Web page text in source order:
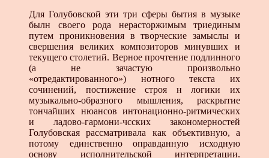
Для Голубовской эти три сферы бытия в музыке
былн своего рода нерасторжимым триединым
путем проникновения в творческие замыслы и
свершения великих композиторов минувших и
текущего столетий. Верное прочтение подлинного
(а не зачастую произвольно
«отредактированного») нотного текста их
сочинений, постижение строя н логики их
музыкально-образного мышления, раскрытие
тончайших нюансов интонационно-ритмических
и ладово-гармони-чсских закономерностей
Голубовская рассматривала как объективную, а
потому единственно оправданную исходную
основу исполнительской интерпретации.